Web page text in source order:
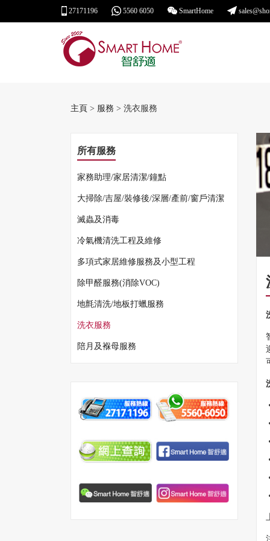
27171196 5560 6050 SmartHome
主頁 > 服務 > 洗衣服務
所有服務
家務助理/家居清潔/鐘點
大掃除/吉屋/裝修後/深層/產前/窗戶清潔
滅蟲及消毒
冷氣機清洗工程及維修
多項式家居維修服務及小型工程
除甲醛服務(消除VOC)
地氈清洗/地板打蠟服務
洗衣服務
陪月及褓母服務